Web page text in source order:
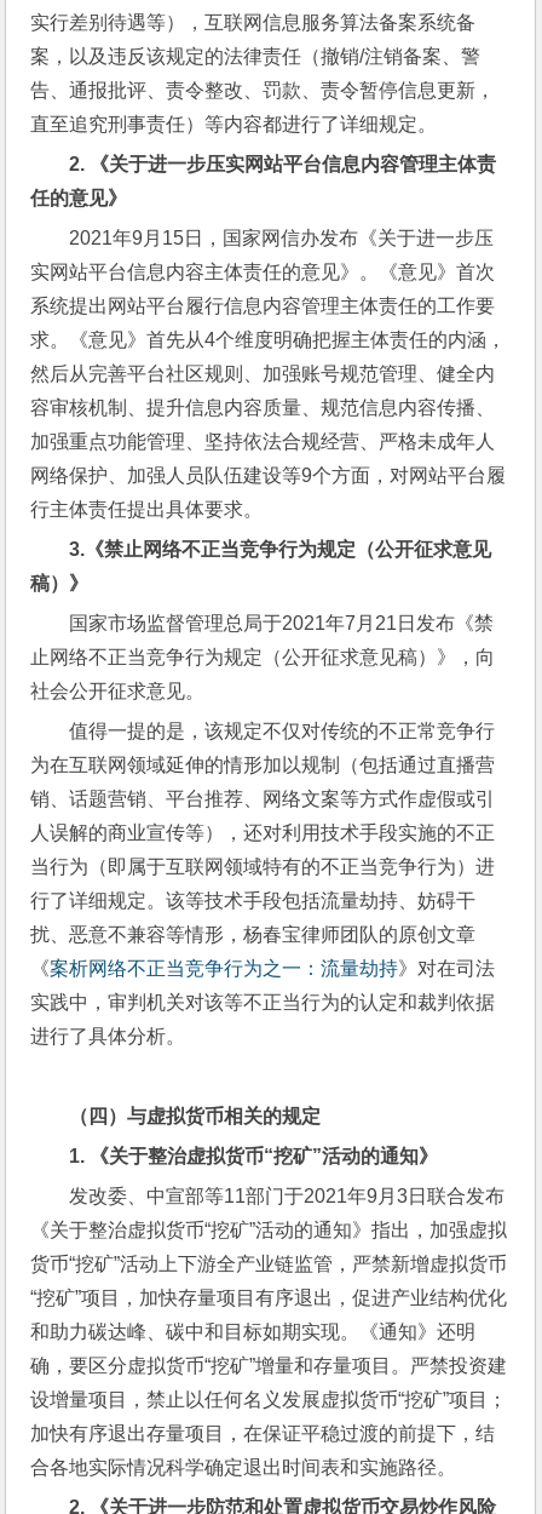
实行差别待遇等），互联网信息服务算法备案系统备
案，以及违反该规定的法律责任（撤销/注销备案、警
告、通报批评、责令整改、罚款、责令暂停信息更新，
直至追究刑事责任）等内容都进行了详细规定。
2.
《关于进一步压实网站平台信息内容管理主体责
任的意见》
2021年9月15日，国家网信办发布《关于进一步压
实网站平台信息内容主体责任的意见》。《意见》首次
系统提出网站平台履行信息内容管理主体责任的工作要
求。《意见》首先从4个维度明确把握主体责任的内涵，
然后从完善平台社区规则、加强账号规范管理、健全内
容审核机制、提升信息内容质量、规范信息内容传播、
加强重点功能管理、坚持依法合规经营、严格未成年人
网络保护、加强人员队伍建设等9个方面，对网站平台履
行主体责任提出具体要求。
3. 《禁止网络不正当竞争行为规定（公开征求意见
稿）》
国家市场监督管理总局于2021年7月21日发布《禁
止网络不正当竞争行为规定（公开征求意见稿）》，向
社会公开征求意见。
值得一提的是，该规定不仅对传统的不正常竞争行
为在互联网领域延伸的情形加以规制（包括通过直播营
销、话题营销、平台推荐、网络文案等方式作虚假或引
人误解的商业宣传等），还对利用技术手段实施的不正
当行为（即属于互联网领域特有的不正当竞争行为）进
行了详细规定。该等技术手段包括流量劫持、妨碍干
扰、恶意不兼容等情形，杨春宝律师团队的原创文章
《案析网络不正当竞争行为之一：流量劫持》对在司法
实践中，审判机关对该等不正当行为的认定和裁判依据
进行了具体分析。
（四）与虚拟货币相关的规定
1.
《关于整治虚拟货币“挖矿”活动的通知》
发改委、中宣部等11部门于2021年9月3日联合发布
《关于整治虚拟货币“挖矿”活动的通知》指出，加强虚拟
货币“挖矿”活动上下游全产业链监管，严禁新增虚拟货币
“挖矿”项目，加快存量项目有序退出，促进产业结构优化
和助力碳达峰、碳中和目标如期实现。《通知》还明
确，要区分虚拟货币“挖矿”增量和存量项目。严禁投资建
设增量项目，禁止以任何名义发展虚拟货币“挖矿”项目；
加快有序退出存量项目，在保证平稳过渡的前提下，结
合各地实际情况科学确定退出时间表和实施路径。
2.
《关于进一步防范和处置虚拟货币交易炒作风险